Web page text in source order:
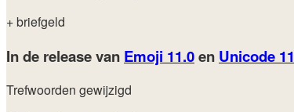
+ briefgeld
In de release van Emoji 11.0en Unicode
Trefwoorden gewijzigd